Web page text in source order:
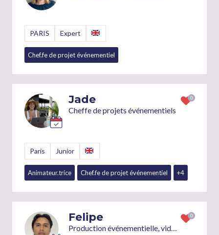
PARIS Expert
Chef.fe de projet événementiel
Jade
Cheffe de projets événementiels
Paris Junior
Animateur.trice Chef.fe de projet événementiel +4
Felipe
Production événementielle, video production